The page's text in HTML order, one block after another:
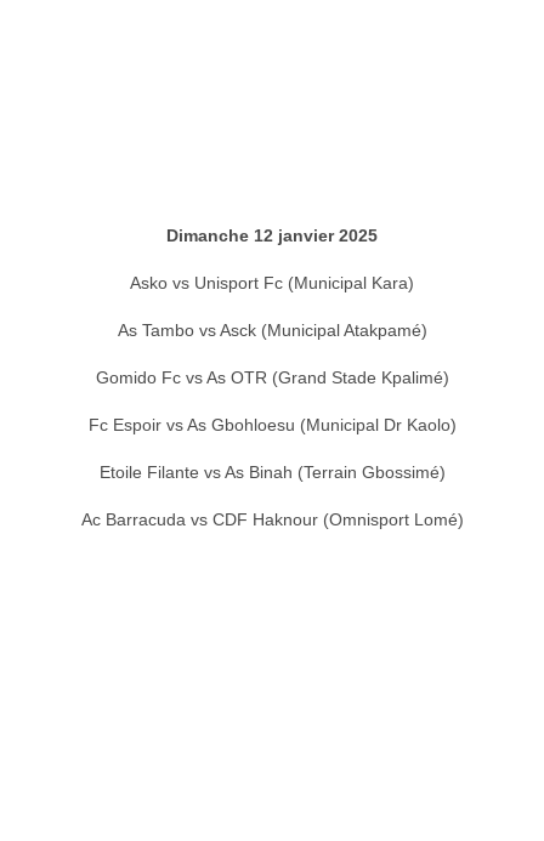
Dimanche 12 janvier 2025
Asko vs Unisport Fc (Municipal Kara)
As Tambo vs Asck (Municipal Atakpamé)
Gomido Fc vs As OTR (Grand Stade Kpalimé)
Fc Espoir vs As Gbohloesu (Municipal Dr Kaolo)
Etoile Filante vs As Binah (Terrain Gbossimé)
Ac Barracuda vs CDF Haknour (Omnisport Lomé)